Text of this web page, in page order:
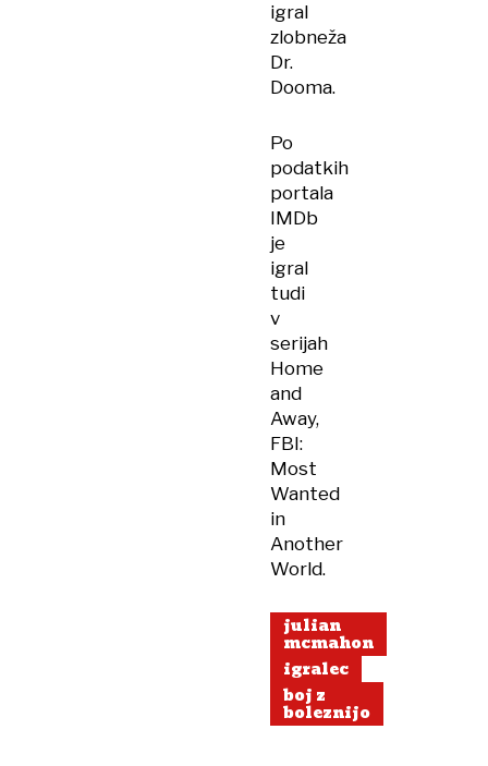
igral
zlobneža
Dr.
Dooma.
Po
podatkih
portala
IMDb
je
igral
tudi
v
serijah
Home
and
Away,
FBI:
Most
Wanted
in
Another
World.
julian
mcmahon
igralec
boj z
boleznijo